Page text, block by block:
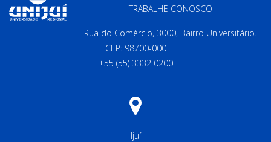
TRABALHE CONOSCO
Rua do Comércio, 3000, Bairro Universitário.
CEP: 98700-000
+55 (55) 3332 0200
Ijuí